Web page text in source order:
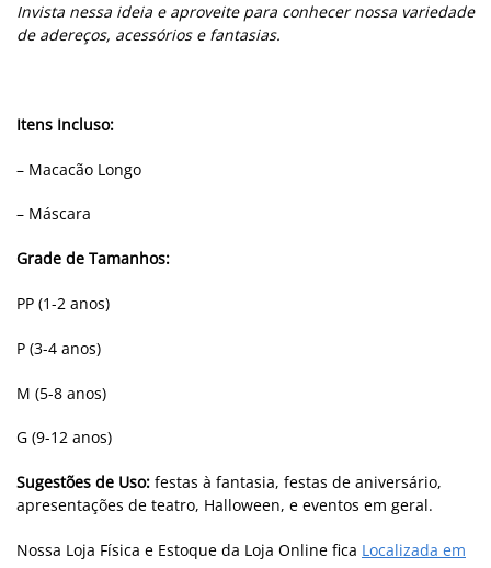
Invista nessa ideia e aproveite para conhecer nossa variedade
de adereços, acessórios e fantasias.
Itens Incluso:
– Macacão Longo
– Máscara
Grade de Tamanhos:
PP (1-2 anos)
P (3-4 anos)
M (5-8 anos)
G (9-12 anos)
Sugestões de Uso: festas à fantasia, festas de aniversário,
apresentações de teatro, Halloween, e eventos em geral.
Nossa Loja Física e Estoque da Loja Online fica Localizada em